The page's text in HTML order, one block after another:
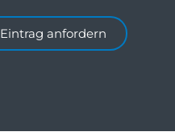
Eintrag anfordern